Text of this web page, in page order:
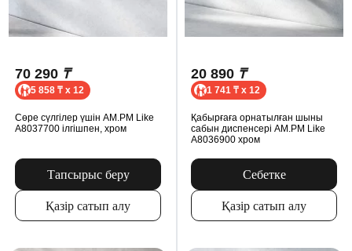
70 290 ₸
5 858 ₸ x 12
Сөре сүлгілер үшін AM.PM Like
A8037700 ілгішпен, хром
Тапсырыс беру
Қазір сатып алу
20 890 ₸
1 741 ₸ x 12
Қабырғаға орнатылған шыны
сабын диспенсері AM.PM Like
A8036900 хром
Себетке
Қазір сатып алу